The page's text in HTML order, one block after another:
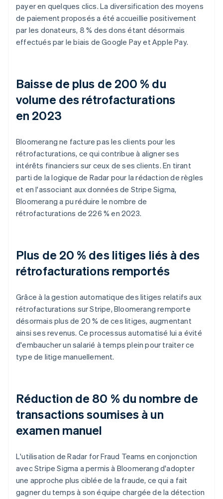
payer en quelques clics. La diversification des moyens
de paiement proposés a été accueillie positivement
par les donateurs, 8 % des dons étant désormais
effectués par le biais de Google Pay et Apple Pay.
Baisse de plus de 200 % du
volume des rétrofacturations
en 2023
Bloomerang ne facture pas les clients pour les
rétrofacturations, ce qui contribue à aligner ses
intérêts financiers sur ceux de ses clients. En tirant
parti de la logique de Radar pour la rédaction de règles
et en l'associant aux données de Stripe Sigma,
Bloomerang a pu réduire le nombre de
rétrofacturations de 226 % en 2023.
Plus de 20 % des litiges liés à des
rétrofacturations remportés
Grâce à la gestion automatique des litiges relatifs aux
rétrofacturations sur Stripe, Bloomerang remporte
désormais plus de 20 % de ces litiges, augmentant
ainsi ses revenus. Ce processus automatisé lui a évité
d'embaucher un salarié à temps plein pour traiter ce
type de litige manuellement.
Réduction de 80 % du nombre de
transactions soumises à un
examen manuel
L'utilisation de Radar for Fraud Teams en conjonction
avec Stripe Sigma a permis à Bloomerang d'adopter
une approche plus ciblée de la fraude, ce qui a fait
gagner du temps à son équipe chargée de la détection